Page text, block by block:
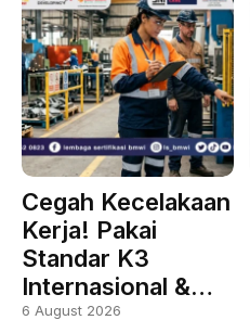
Cegah Kecelakaan
Kerja! Pakai
Standar K3
Internasional &…
6 August 2026